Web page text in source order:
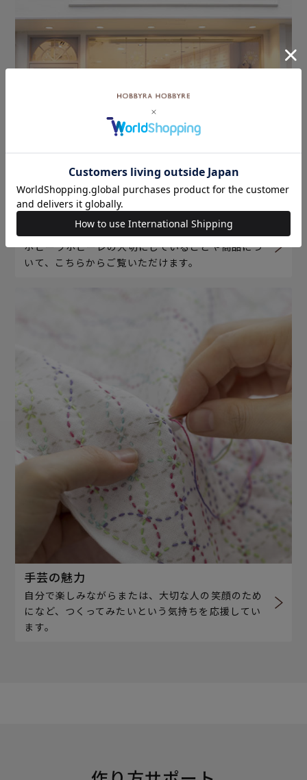
ホビーラホビーレについて
ホビーラホビーレの大切にしていることや商品につ
いて、こちらからご覧いただけます。
手芸の魅力
自分で楽しみながらまたは、大切な人の笑顔のため
になど、つくってみたいという気持ちを応援してい
ます。